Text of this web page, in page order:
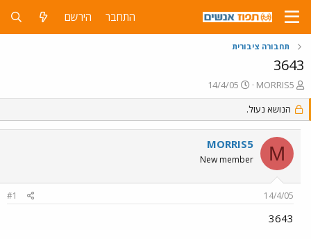
התחבר הירשם
תחבורה ציבורית
3643
פ
ו
ת
ח
נ
ו
א
MORRIS5
פ
ו
ס
ב
ת
ר
14/4/05
הנושא נעול.
M
MORRIS5
New member
14/4/05
#1
3643